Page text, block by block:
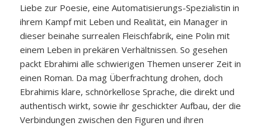
Liebe zur Poesie, eine Automatisierungs-Spezialistin in
ihrem Kampf mit Leben und Realität, ein Manager in
dieser beinahe surrealen Fleischfabrik, eine Polin mit
einem Leben in prekären Verhältnissen. So gesehen
packt Ebrahimi alle schwierigen Themen unserer Zeit in
einen Roman. Da mag Überfrachtung drohen, doch
Ebrahimis klare, schnörkellose Sprache, die direkt und
authentisch wirkt, sowie ihr geschickter Aufbau, der die
Verbindungen zwischen den Figuren und ihren